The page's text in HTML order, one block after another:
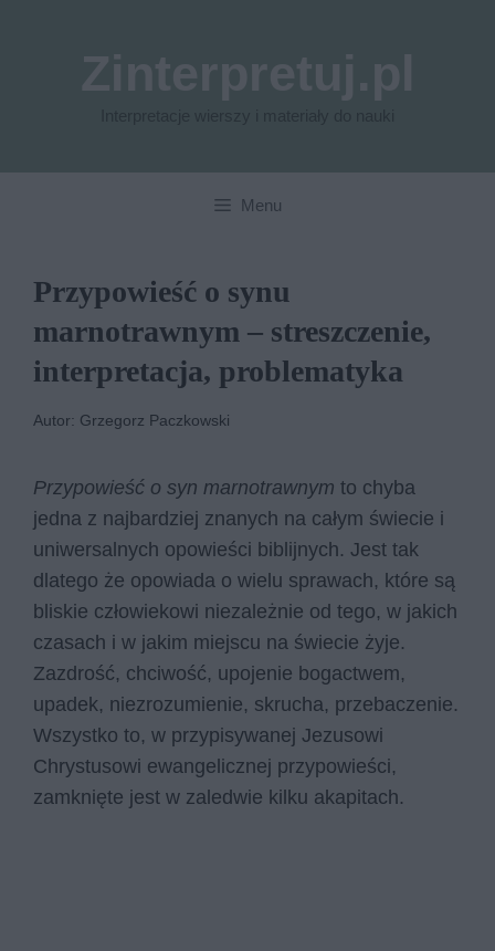
Menu
Przypowieść o synu
marnotrawnym – streszczenie,
interpretacja, problematyka
Autor: Grzegorz Paczkowski
Przypowieść o syn marnotrawnym to chyba
jedna z najbardziej znanych na całym świecie i
uniwersalnych opowieści biblijnych. Jest tak
dlatego że opowiada o wielu sprawach, które są
bliskie człowiekowi niezależnie od tego, w jakich
czasach i w jakim miejscu na świecie żyje.
Zazdrość, chciwość, upojenie bogactwem,
upadek, niezrozumienie, skrucha, przebaczenie.
Wszystko to, w przypisywanej Jezusowi
Chrystusowi ewangelicznej przypowieści,
zamknięte jest w zaledwie kilku akapitach.